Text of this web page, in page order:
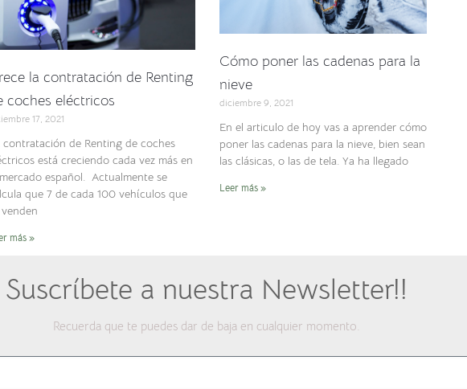
la contratación de Renting
coches eléctricos
17, 2021
contratación de Renting de coches
está creciendo cada vez más en
español. Actualmente se
que 7 de cada 100 vehículos que
más »
Cómo poner las cadenas para la
nieve
diciembre 9, 2021
En el articulo de hoy vas a aprender cómo
poner las cadenas para la nieve, bien sean
las clásicas, o las de tela. Ya ha llegado
Leer más »
Suscríbete a nuestra Newsletter!!
Recuerda que te puedes dar de baja en cualquier momento.